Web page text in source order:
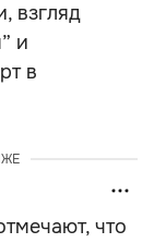
взгляд
и
в
что